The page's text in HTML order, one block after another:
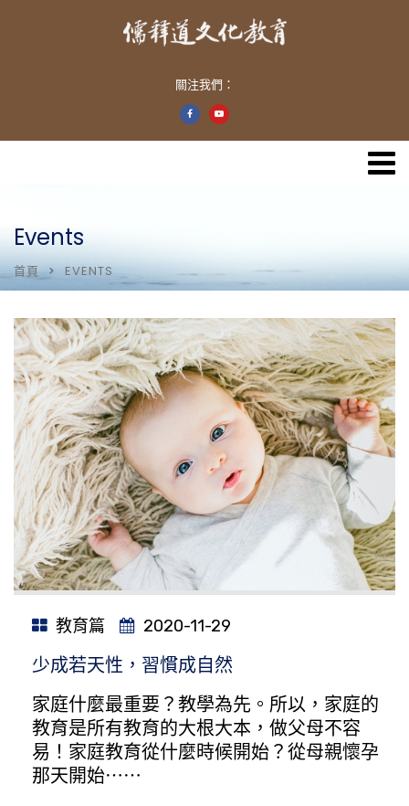
關注我們：
Events
首頁 EVENTS
教育篇 2020-11-29
少成若天性，習慣成自然
家庭什麼最重要？教學為先。所以，家庭的
教育是所有教育的大根大本，做父母不容
易！家庭教育從什麼時候開始？從母親懷孕
那天開始⋯⋯